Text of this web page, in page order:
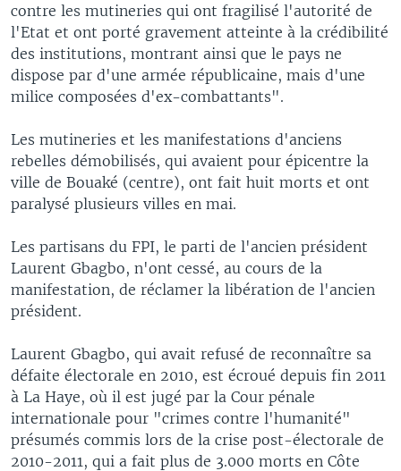
contre les mutineries qui ont fragilisé l'autorité de
l'Etat et ont porté gravement atteinte à la crédibilité
des institutions, montrant ainsi que le pays ne
dispose par d'une armée républicaine, mais d'une
milice composées d'ex-combattants".
Les mutineries et les manifestations d'anciens
rebelles démobilisés, qui avaient pour épicentre la
ville de Bouaké (centre), ont fait huit morts et ont
paralysé plusieurs villes en mai.
Les partisans du FPI, le parti de l'ancien président
Laurent Gbagbo, n'ont cessé, au cours de la
manifestation, de réclamer la libération de l'ancien
président.
Laurent Gbagbo, qui avait refusé de reconnaître sa
défaite électorale en 2010, est écroué depuis fin 2011
à La Haye, où il est jugé par la Cour pénale
internationale pour "crimes contre l'humanité"
présumés commis lors de la crise post-électorale de
2010-2011, qui a fait plus de 3.000 morts en Côte